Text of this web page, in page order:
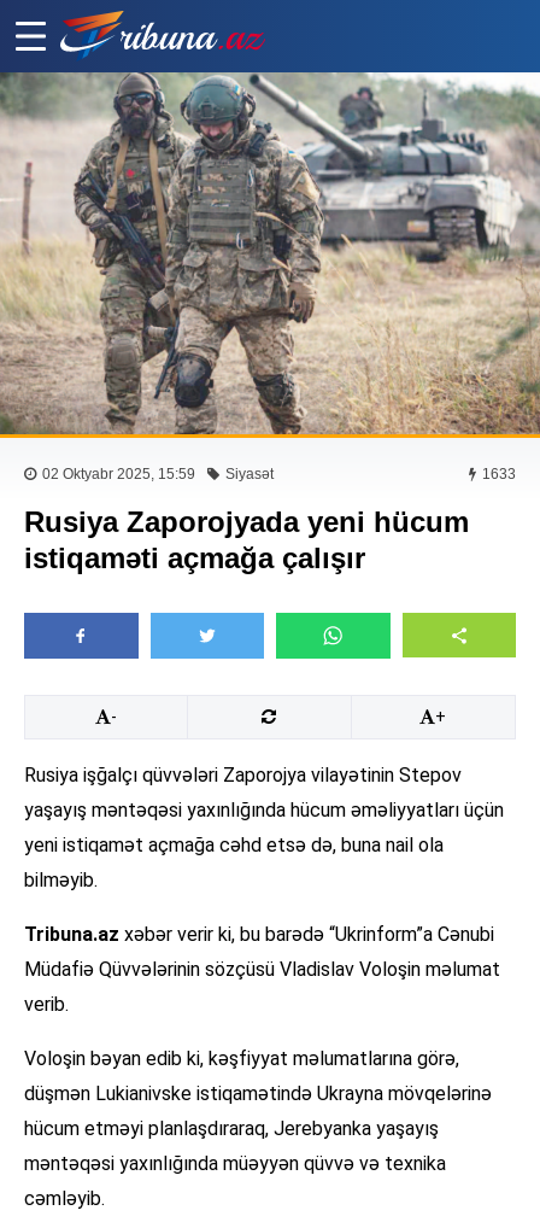
02 Oktyabr 2025, 15:59 Siyasət 1633
Rusiya Zaporojyada yeni hücum
istiqaməti açmağa çalışır
- +
Rusiya işğalçı qüvvələri Zaporojya vilayətinin Stepov
yaşayış məntəqəsi yaxınlığında hücum əməliyyatları üçün
yeni istiqamət açmağa cəhd etsə də, buna nail ola
bilməyib.
Tribuna.az xəbər verir ki, bu barədə “Ukrinform”a Cənubi
Müdafiə Qüvvələrinin sözçüsü Vladislav Voloşin məlumat
verib.
Voloşin bəyan edib ki, kəşfiyyat məlumatlarına görə,
düşmən Lukianivske istiqamətində Ukrayna mövqelərinə
hücum etməyi planlaşdıraraq, Jerebyanka yaşayış
məntəqəsi yaxınlığında müəyyən qüvvə və texnika
cəmləyib.